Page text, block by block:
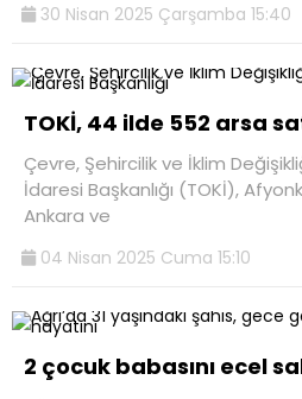
30 Nisan 2025 Çarşamba 15:40
TOKİ, 44 ilde 552 arsa
Çevre, Şehircilik ve İklim
İdaresi Başkanlığı (TOKİ),
Ankara ve
04 Nisan 2025 Cuma 15:10
2 çocuk babasını ecel